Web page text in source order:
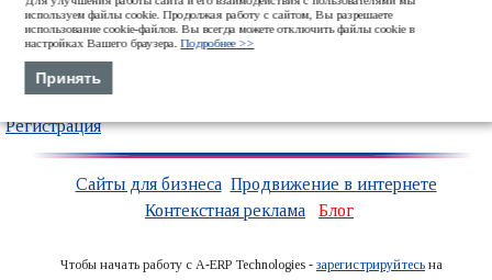
используем файлы cookie. Продолжая работу с сайтом, Вы разрешаете
использование cookie-файлов. Вы всегда можете отключить файлы cookie в
настройках Вашего браузера.Подробнее >>
Принять
Войти
Регистрация
Сайты для бизнеса Продвижение в интернете
Контекстная реклама
Блог
Чтобы начать работу с A-ERP Technologies - зарегистрируйтесь на